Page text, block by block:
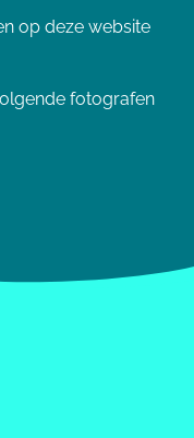
op deze website
fotografen